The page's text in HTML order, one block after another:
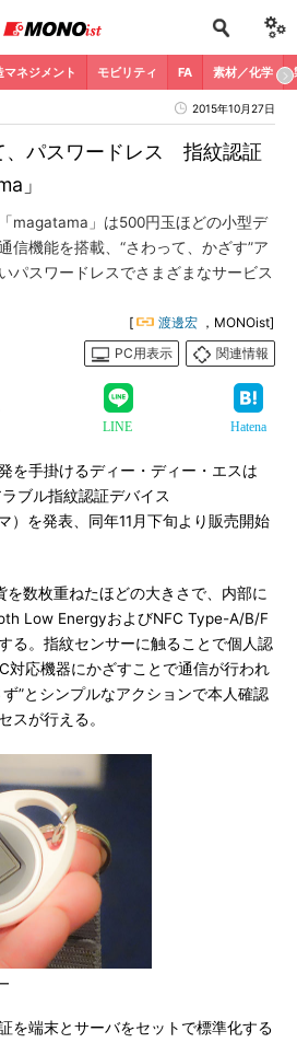
マネジメント モビリティ FA 素材／化学
2015年10月27日
、パスワードレス 指紋認証
」
magatama」は500円玉ほどの小型デ
信機能を搭載、“さわって、かざす”ア
パスワードレスでさまざまなサービス
[ 渡邊宏 ，MONOist]
PC用表示
関連情報
LINE Hatena
を手掛けるディー・ディー・エスは
ブル指紋認証デバイス
）を発表、同年11月下旬より販売開始
数枚重ねたほどの大きさで、内部に
Low EnergyおよびNFC Type-A/B/F
る。指紋センサーに触ることで個人認
対応機器にかざすことで通信が行われ
”とシンプルなアクションで本人確認
スが行える。
を端末とサーバをセットで標準化する